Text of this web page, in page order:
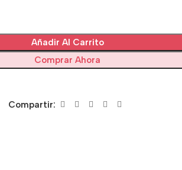
Añadir Al Carrito
Comprar Ahora
Compartir: